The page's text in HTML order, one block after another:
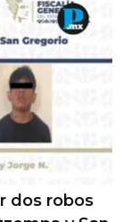
dos robos